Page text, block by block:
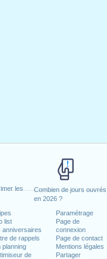
les
Combien de jours ouvrés
en 2026 ?
list
anniversaires
de rappels
planning
de
Paramétrage
Page de
connexion
Page de contact
Mentions légales
Partager